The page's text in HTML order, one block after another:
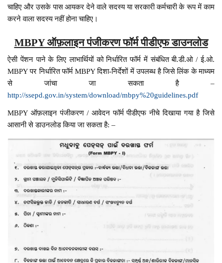
चाहिए और उसके पास आयकर देने वाले सदस्य या सरकारी कर्मचारी के रूप में काम
करने वाला सदस्य नहीं होना चाहिए।
MBPY ऑफ़लाइन पंजीकरण फॉर्म पीडीएफ डाउनलोड
ऐसी पेंशन पाने के लिए लाभार्थियों को निर्धारित फॉर्म में संबंधित बी.डी.ओ / ई.ओ.
MBPY पर निर्धारित फॉर्म MBPY दिशा-निर्देशों में उपलब्ध है जिसे लिंक के माध्यम
से जांचा जा सकता है –
http://ssepd.gov.in/system/download/mbpy%20guidelines.pdf
MBPY ऑफ़लाइन पंजीकरण / आवेदन फॉर्म पीडीएफ नीचे दिखाया गया है जिसे
आसानी से डाउनलोड किया जा सकता है: –